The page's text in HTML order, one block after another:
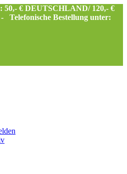
€ DEUTSCHLAND/ 120,- €
Telefonische Bestellung unter: